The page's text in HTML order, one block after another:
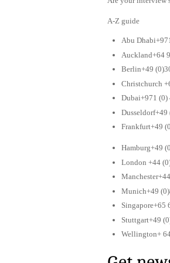
A-Z guide
Abu
Auckland+64
Berlin+49
Christchurch
Dubai+971 (0)
Dusseldorf+49
Frankfurt+49
Hamburg+49
London +44
Munich+49
Singapore+65
Stuttgart+49
Wellington+